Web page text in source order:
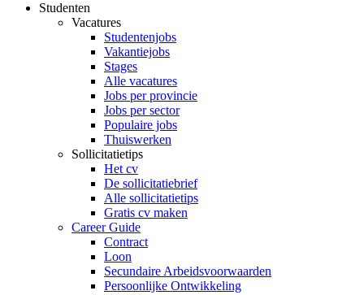
Studenten
Vacatures
Studentenjobs
Vakantiejobs
Stages
Alle vacatures
Jobs per provincie
Jobs per sector
Populaire jobs
Thuiswerken
Sollicitatietips
Het cv
De sollicitatiebrief
Alle sollicitatietips
Gratis cv maken
Career Guide
Contract
Loon
Secundaire Arbeidsvoorwaarden
Persoonlijke Ontwikkeling